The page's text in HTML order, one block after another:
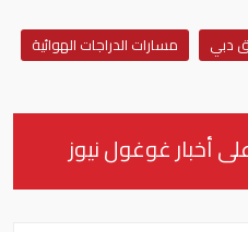
دبي
مسارات الدراجات الهوائية
على أخبار غوغول نيوز